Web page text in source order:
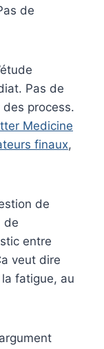
de
Pas de
process.
Medicine
finaux,
de
de
entre
veut dire
la fatigue, au